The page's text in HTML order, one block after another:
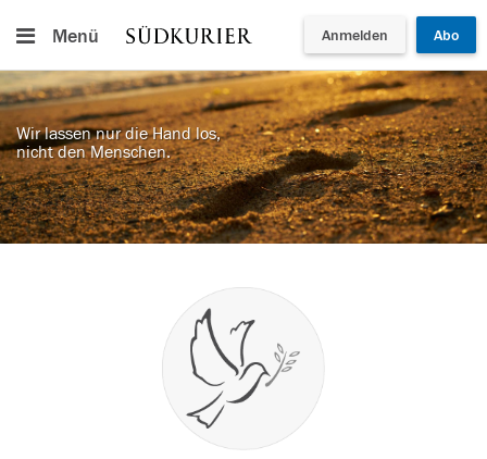
Menü Anmelden Abo
Wir lassen nur die Hand los,
nicht den Menschen.